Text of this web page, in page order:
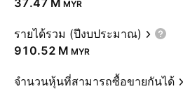
‪37.47 M‬ MYR
รายได้รวม (ปีงบประมาณ)
‪910.52 M‬ MYR
จำนวนหุ้นที่สามารถซื้อขายกันได้